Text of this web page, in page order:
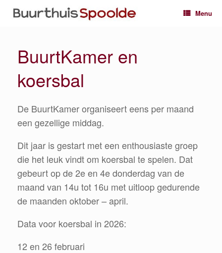
Menu
BuurtKamer en
koersbal
De BuurtKamer organiseert eens per maand
een gezellige middag.
Dit jaar is gestart met een enthousiaste groep
die het leuk vindt om koersbal te spelen. Dat
gebeurt op de 2e en 4e donderdag van de
maand van 14u tot 16u met uitloop gedurende
de maanden oktober – april.
Data voor koersbal in 2026:
12 en 26 februari